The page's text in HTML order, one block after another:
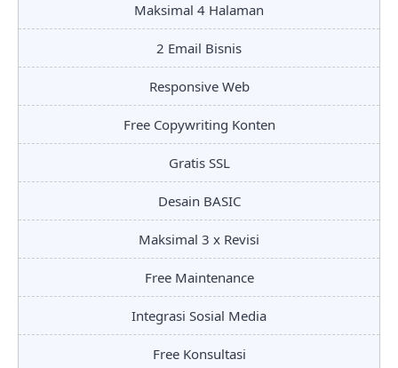
Maksimal 4 Halaman
2 Email Bisnis
Responsive Web
Free Copywriting Konten
Gratis SSL
Desain BASIC
Maksimal 3 x Revisi
Free Maintenance
Integrasi Sosial Media
Free Konsultasi